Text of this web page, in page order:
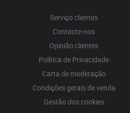
Serviço clientes
Contacte-nos
Opinião clientes
Política de Privacidade
Carta de moderação
Condições gerais de venda
Gestão dos cookies